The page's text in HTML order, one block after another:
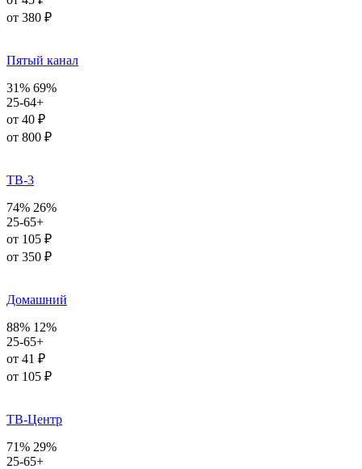
от 380 ₽
Пятый канал
31% 69%
25-64+
от 40 ₽
от 800 ₽
ТВ-3
74% 26%
25-65+
от 105 ₽
от 350 ₽
Домашний
88% 12%
25-65+
от 41 ₽
от 105 ₽
ТВ-Центр
71% 29%
25-65+